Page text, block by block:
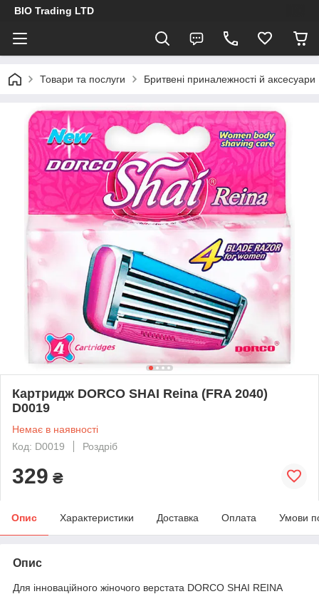
BIO Trading LTD
Товари та послуги Бритвені приналежності й аксесуари
Картридж DORCO SHAI Reіna (FRA 2040)
D0019
Немає в наявності
Код: D0019
Роздріб
329 ₴
Опис Характеристики Доставка Оплата Умови
Опис
Для інноваційного жіночого верстата DORCO SHAI REІNA